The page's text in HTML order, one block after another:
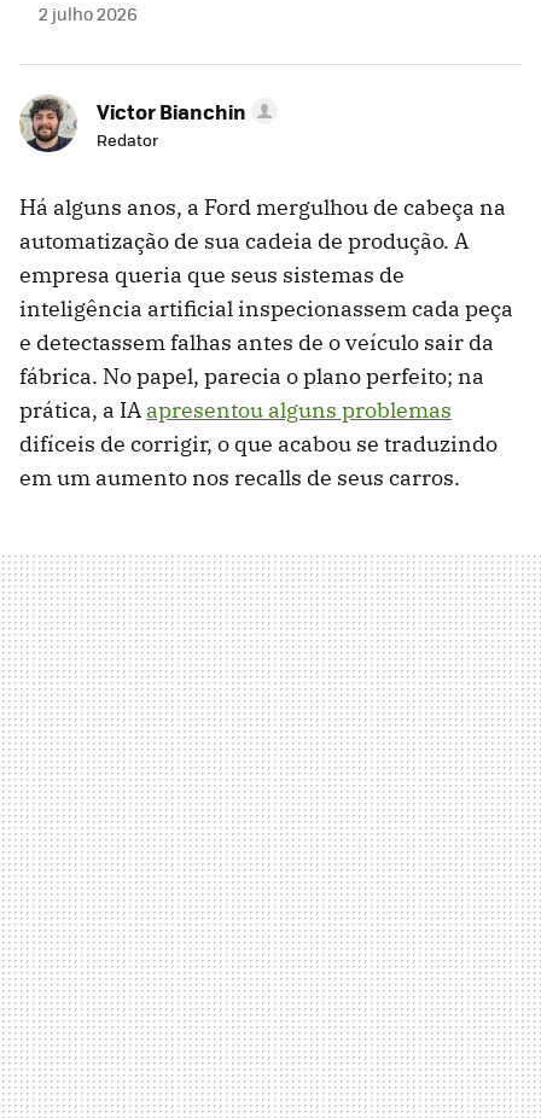
2 julho 2026
Victor Bianchin
Redator
Há alguns anos, a Ford mergulhou de cabeça na
automatização de sua cadeia de produção. A
empresa queria que seus sistemas de
inteligência artificial inspecionassem cada peça
e detectassem falhas antes de o veículo sair da
fábrica. No papel, parecia o plano perfeito; na
prática, a IA apresentou alguns problemas
difíceis de corrigir, o que acabou se traduzindo
em um aumento nos recalls de seus carros.